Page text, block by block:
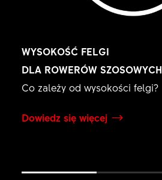
WYSOKOŚĆ FELGI
DLA ROWERÓW SZOSOWYCH
Co zależy od wysokości felgi?
Dowiedz się więcej